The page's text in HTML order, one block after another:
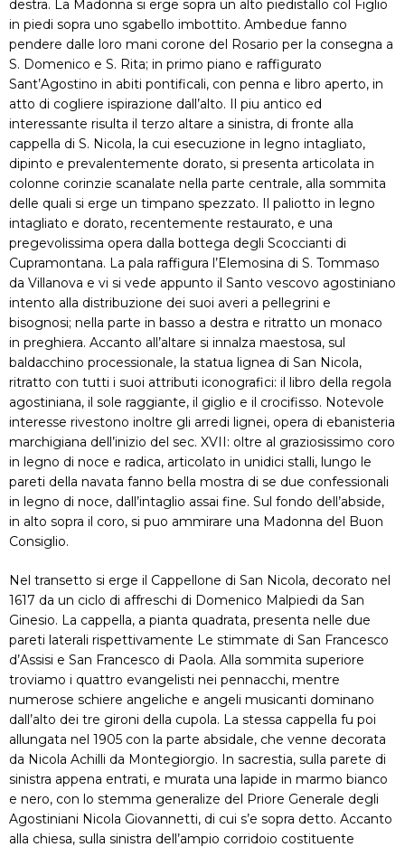
destra. La Madonna si erge sopra un alto piedistallo col Figlio
in piedi sopra uno sgabello imbottito. Ambedue fanno
pendere dalle loro mani corone del Rosario per la consegna a
S. Domenico e S. Rita; in primo piano e raffigurato
Sant’Agostino in abiti pontificali, con penna e libro aperto, in
atto di cogliere ispirazione dall’alto. Il piu antico ed
interessante risulta il terzo altare a sinistra, di fronte alla
cappella di S. Nicola, la cui esecuzione in legno intagliato,
dipinto e prevalentemente dorato, si presenta articolata in
colonne corinzie scanalate nella parte centrale, alla sommita
delle quali si erge un timpano spezzato. Il paliotto in legno
intagliato e dorato, recentemente restaurato, e una
pregevolissima opera dalla bottega degli Scoccianti di
Cupramontana. La pala raffigura l’Elemosina di S. Tommaso
da Villanova e vi si vede appunto il Santo vescovo agostiniano
intento alla distribuzione dei suoi averi a pellegrini e
bisognosi; nella parte in basso a destra e ritratto un monaco
in preghiera. Accanto all’altare si innalza maestosa, sul
baldacchino processionale, la statua lignea di San Nicola,
ritratto con tutti i suoi attributi iconografici: il libro della regola
agostiniana, il sole raggiante, il giglio e il crocifisso. Notevole
interesse rivestono inoltre gli arredi lignei, opera di ebanisteria
marchigiana dell’inizio del sec. XVII: oltre al graziosissimo coro
in legno di noce e radica, articolato in unidici stalli, lungo le
pareti della navata fanno bella mostra di se due confessionali
in legno di noce, dall’intaglio assai fine. Sul fondo dell’abside,
in alto sopra il coro, si puo ammirare una Madonna del Buon
Consiglio.
Nel transetto si erge il Cappellone di San Nicola, decorato nel
1617 da un ciclo di affreschi di Domenico Malpiedi da San
Ginesio. La cappella, a pianta quadrata, presenta nelle due
pareti laterali rispettivamente Le stimmate di San Francesco
d’Assisi e San Francesco di Paola. Alla sommita superiore
troviamo i quattro evangelisti nei pennacchi, mentre
numerose schiere angeliche e angeli musicanti dominano
dall’alto dei tre gironi della cupola. La stessa cappella fu poi
allungata nel 1905 con la parte absidale, che venne decorata
da Nicola Achilli da Montegiorgio. In sacrestia, sulla parete di
sinistra appena entrati, e murata una lapide in marmo bianco
e nero, con lo stemma generalize del Priore Generale degli
Agostiniani Nicola Giovannetti, di cui s’e sopra detto. Accanto
alla chiesa, sulla sinistra dell’ampio corridoio costituente